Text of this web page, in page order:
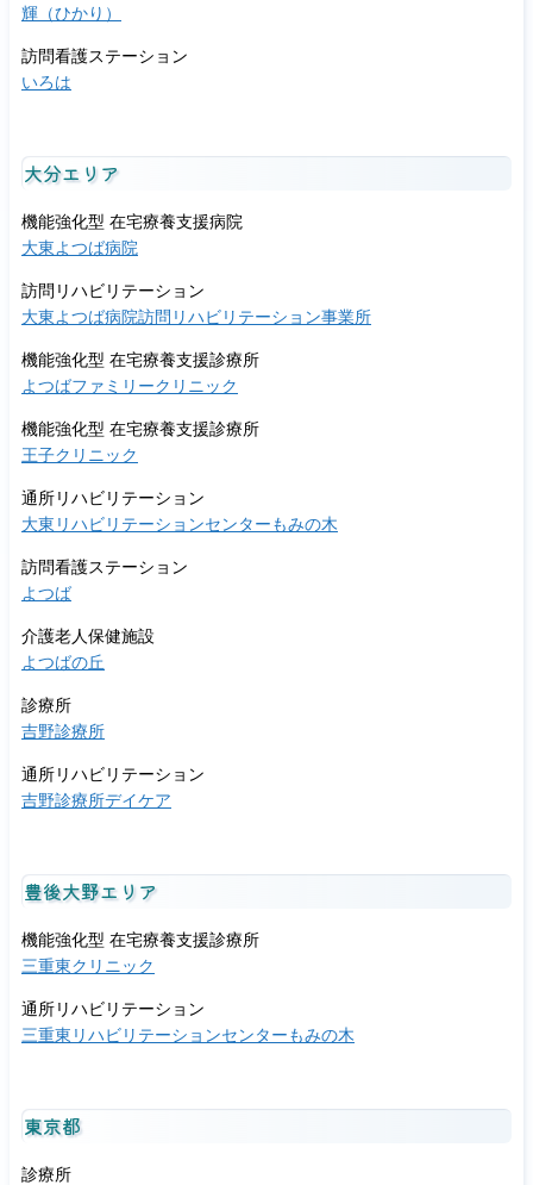
輝（ひかり）
訪問看護ステーション
いろは
大分エリア
機能強化型 在宅療養支援病院
大東よつば病院
訪問リハビリテーション
大東よつば病院訪問リハビリテーション事業所
機能強化型 在宅療養支援診療所
よつばファミリークリニック
機能強化型 在宅療養支援診療所
王子クリニック
通所リハビリテーション
大東リハビリテーションセンターもみの木
訪問看護ステーション
よつば
介護老人保健施設
よつばの丘
診療所
吉野診療所
通所リハビリテーション
吉野診療所デイケア
豊後大野エリア
機能強化型 在宅療養支援診療所
三重東クリニック
通所リハビリテーション
三重東リハビリテーションセンターもみの木
東京都
診療所